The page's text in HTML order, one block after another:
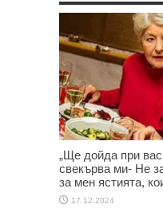
„Ще дойда при вас
свекърва ми- Не
за мен ястията,
17.12.2024